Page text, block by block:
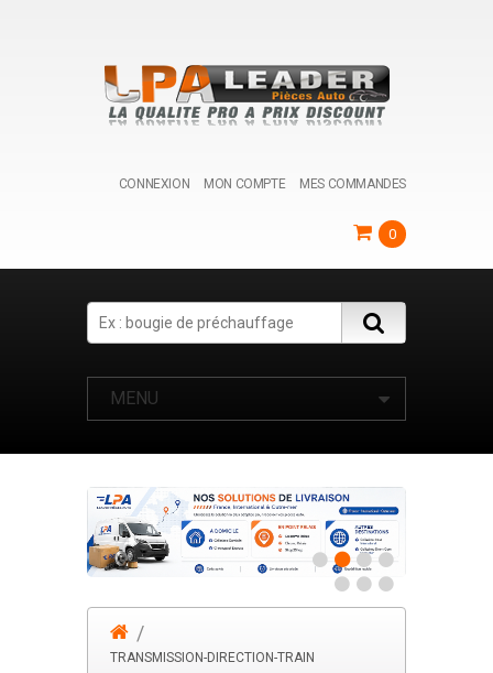
CONNEXION MON COMPTE MES COMMANDES
0
Search
MENU
TRANSMISSION-DIRECTION-TRAIN